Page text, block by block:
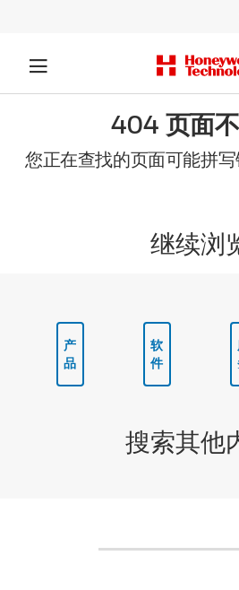
404 页面
您正在查找的页面可能拼写
继续浏
产
品
软
件
搜索其他